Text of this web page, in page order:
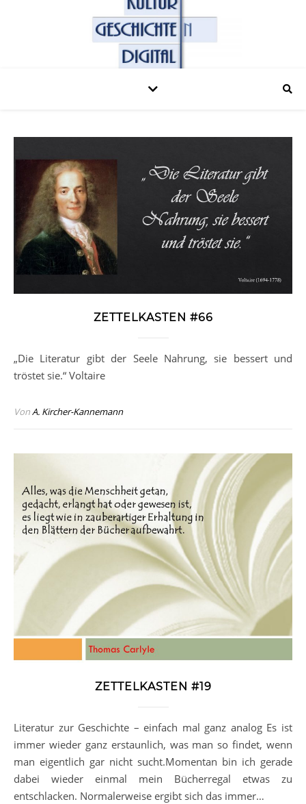
ZETTELKASTEN #66
„Die Literatur gibt der Seele Nahrung, sie bessert und
tröstet sie.“ Voltaire
VonA. Kircher-Kannemann
ZETTELKASTEN #19
Literatur zur Geschichte – einfach mal ganz analog Es ist
immer wieder ganz erstaunlich, was man so findet, wenn
man eigentlich gar nicht sucht.Momentan bin ich gerade
dabei wieder einmal mein Bücherregal etwas zu
entschlacken. Normalerweise ergibt sich das immer…